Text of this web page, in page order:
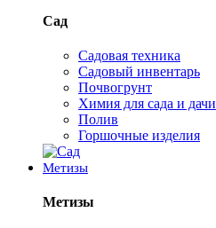
Сад
Садовая техника
Садовый инвентарь
Почвогрунт
Химия для сада и дачи
Полив
Горшочные изделия
Метизы
Метизы